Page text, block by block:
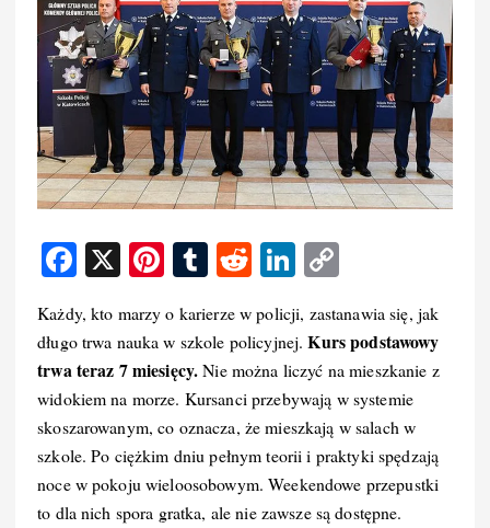
F
c
e
b
o
o
k
X
Pi
er
e
st
T
m
bl
r
R
d
di
t
Li
k
e
d
I
n
p
y
Li
n
k
Każdy, kto marzy o karierze w policji, zastanawia się, jak
długo trwa nauka w szkole policyjnej.Kurs podstawowy
trwa teraz 7 miesięcy.Nie można liczyć na mieszkanie z
widokiem na morze. Kursanci przebywają w systemie
skoszarowanym, co oznacza, że mieszkają w salach w
szkole. Po ciężkim dniu pełnym teorii i praktyki spędzają
noce w pokoju wieloosobowym. Weekendowe przepustki
to dla nich spora gratka, ale nie zawsze są dostępne.